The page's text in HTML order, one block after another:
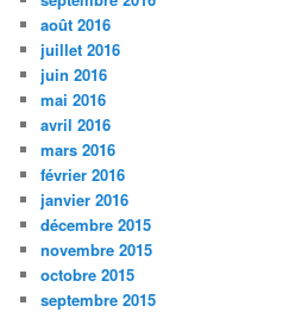
août 2016
juillet 2016
juin 2016
mai 2016
avril 2016
mars 2016
février 2016
janvier 2016
décembre 2015
novembre 2015
octobre 2015
septembre 2015